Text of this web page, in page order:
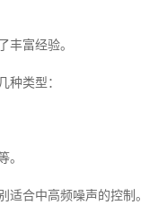
丰富经验。
种类型：
。
适合中高频噪声的控制。